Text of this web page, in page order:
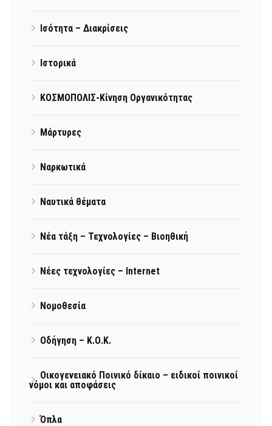
Ισότητα – Διακρίσεις
Ιστορικά
ΚΟΣΜΟΠΟΛΙΣ-Κίνηση Οργανικότητας
Μάρτυρες
Ναρκωτικά
Ναυτικά θέματα
Νέα τάξη – Τεχνολογίες – Βιοηθική
Νέες τεχνολογίες – Internet
Νομοθεσία
Οδήγηση – Κ.Ο.Κ.
Οικογενειακό Ποινικό δίκαιο – ειδικοί ποινικοί
νόμοι και αποφάσεις
Όπλα